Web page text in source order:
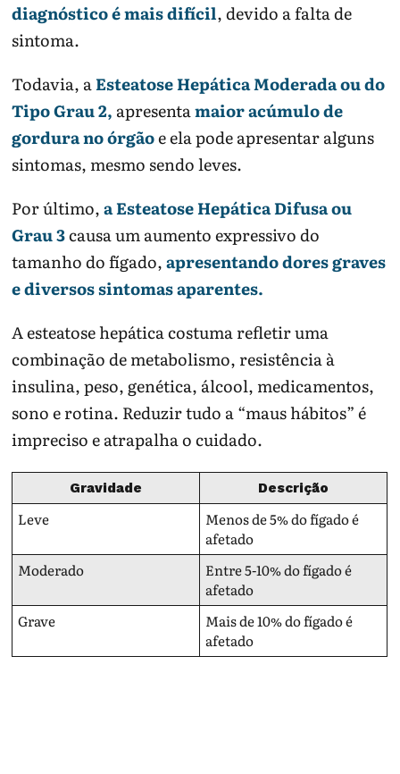
diagnóstico é mais difícil, devido a falta de
sintoma.
Todavia, aEsteatose Hepática Moderada ou do
Tipo Grau 2, apresentamaior acúmulo de
gordura no órgãoe ela pode apresentar alguns
sintomas, mesmo sendo leves.
Por último,a Esteatose Hepática Difusa ou
Grau 3causa um aumento expressivo do
tamanho do fígado,apresentando dores graves
e diversos sintomas aparentes.
A esteatose hepática costuma refletir uma
combinação de metabolismo, resistência à
insulina, peso, genética, álcool, medicamentos,
sono e rotina. Reduzir tudo a “maus hábitos” é
impreciso e atrapalha o cuidado.
Gravidade Descrição
Leve
Menos de 5% do fígado é
afetado
Moderado
Entre 5-10% do fígado é
afetado
Grave
Mais de 10% do fígado é
afetado